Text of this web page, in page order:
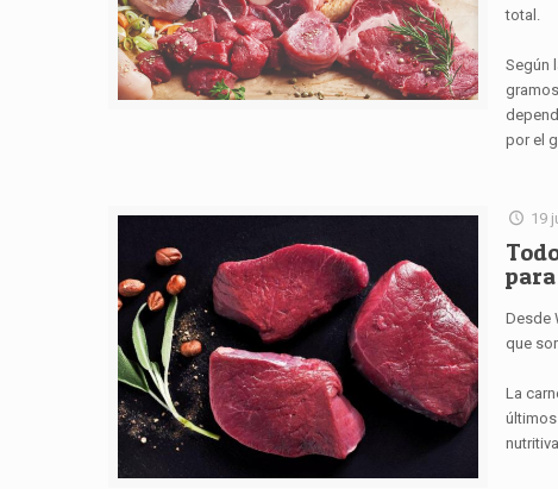
total.
Según
por el
19
Desde
que
La